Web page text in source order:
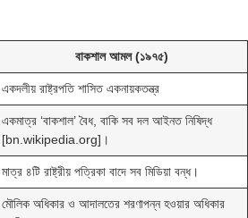
বাকশাল আমল (১৯৭৫)
একদলীয় রাষ্ট্রপতি শাসিত একনায়কতন্ত্র
একমাত্র ‘বাকশাল’ বৈধ, বাকি সব দল আইনত নিষিদ্ধ
[bn.wikipedia.org]।
মাত্র ৪টি রাষ্ট্রীয় পত্রিকা বাদে সব মিডিয়া বন্ধ।
মৌলিক অধিকার ও আদালতের শরণাপন্ন হওয়ার অধিকার